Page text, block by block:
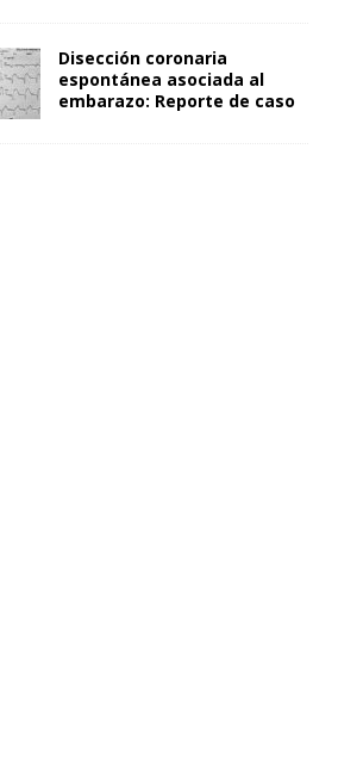
Disección coronaria
espontánea asociada al
embarazo: Reporte de caso